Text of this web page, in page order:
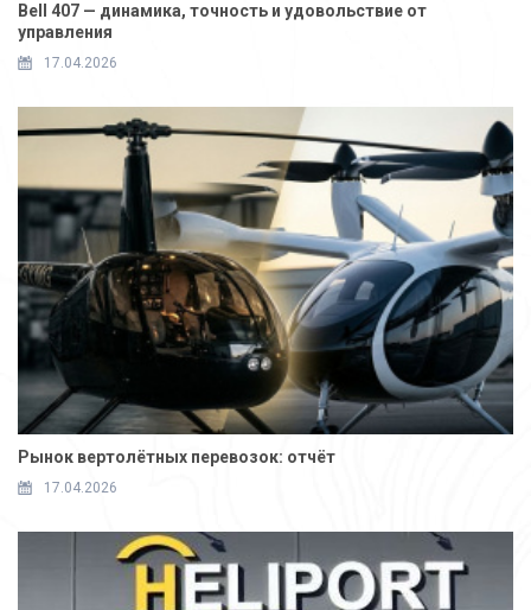
Bell 407 — динамика, точность и удовольствие от
управления
17.04.2026
Рынок вертолётных перевозок: отчёт
17.04.2026